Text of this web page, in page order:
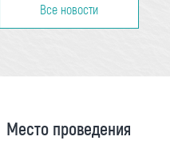
Все новости
Место проведения